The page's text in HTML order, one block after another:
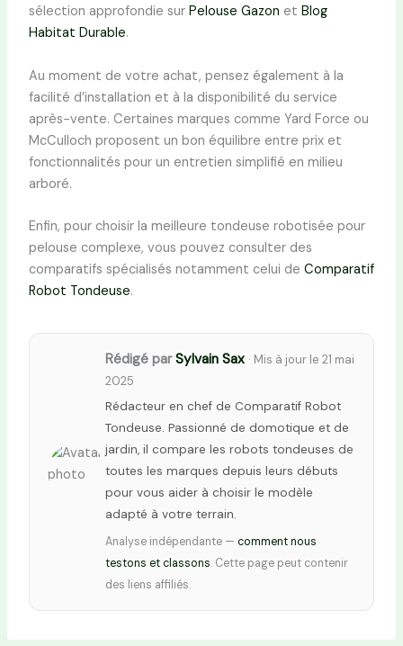
sélection approfondie sur Pelouse Gazon et Blog
Habitat Durable.
Au moment de votre achat, pensez également à la
facilité d’installation et à la disponibilité du service
après-vente. Certaines marques comme Yard Force ou
McCulloch proposent un bon équilibre entre prix et
fonctionnalités pour un entretien simplifié en milieu
arboré.
Enfin, pour choisir la meilleure tondeuse robotisée pour
pelouse complexe, vous pouvez consulter des
comparatifs spécialisés notamment celui de Comparatif
Robot Tondeuse.
Rédigé parSylvain Sax · Mis à jour le 21 mai
2025
Rédacteur en chef de Comparatif Robot
Tondeuse. Passionné de domotique et de
jardin, il compare les robots tondeuses de
toutes les marques depuis leurs débuts
pour vous aider à choisir le modèle
adapté à votre terrain.
Analyse indépendante — comment nous
testons et classons. Cette page peut contenir
des liens affiliés.